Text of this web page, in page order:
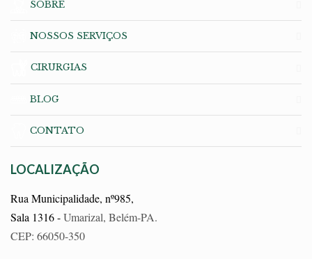
SOBRE
NOSSOS SERVIÇOS
CIRURGIAS
BLOG
CONTATO
LOCALIZAÇÃO
Rua Municipalidade, nº985,
Sala 1316 -Umarizal, Belém-PA.
CEP: 66050-350